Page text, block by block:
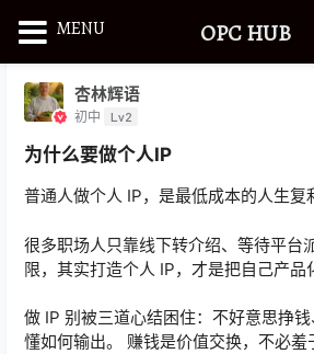
杏林辉语
初中 Lv2
为什么要做个人IP
普通人做个人 IP，是最低成本的人生复
很多职场人只靠线下转介绍、等待平台
限，其实打造个人 IP，才是把自己产品
做 IP 别被三道心结困住：不好意思挣
懂如何输出。 赚钱是价值交换，不必羞
MENU OPC HUB